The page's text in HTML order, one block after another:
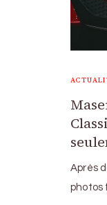
Après
photos